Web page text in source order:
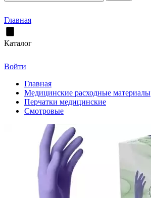
Главная
Каталог
Войти
Главная
Медицинские расходные материалы
Перчатки медицинские
Смотровые